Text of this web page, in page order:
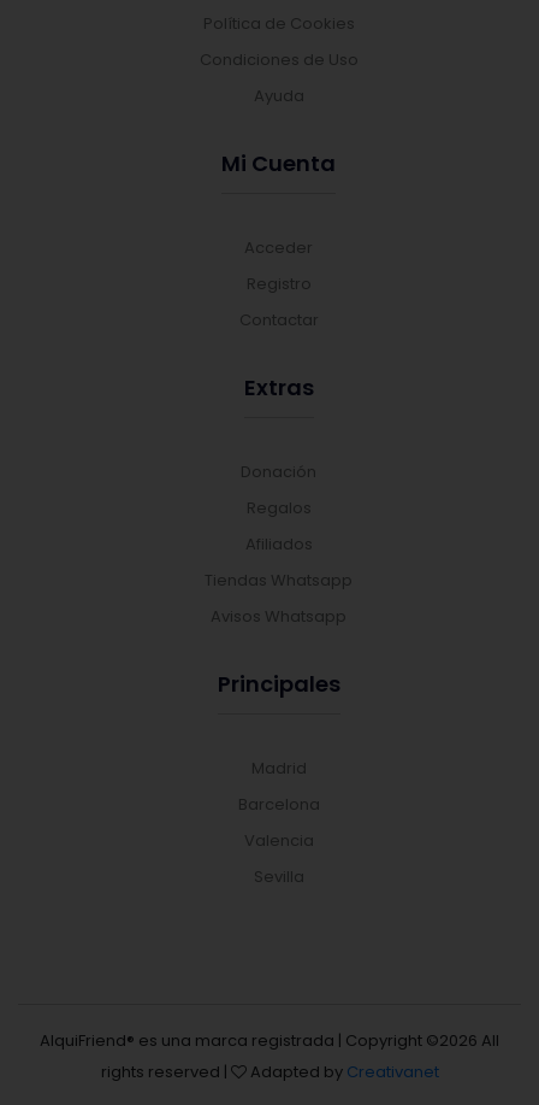
Política de Cookies
Condiciones de Uso
Ayuda
Mi Cuenta
Acceder
Registro
Contactar
Extras
Donación
Regalos
Afiliados
Tiendas Whatsapp
Avisos Whatsapp
Principales
Madrid
Barcelona
Valencia
Sevilla
AlquiFriend® es una marca registrada | Copyright ©2026 All
rights reserved |
Adapted by Creativanet